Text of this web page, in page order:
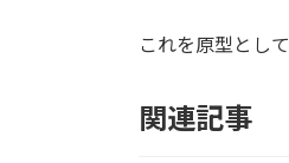
これを原型とし
関連記事